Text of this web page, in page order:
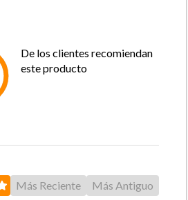
del uso y
De los clientes recomiendan
este producto
Más Reciente Más Antiguo